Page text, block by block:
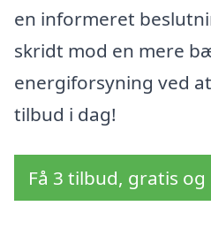
en informeret
skridt mod en mere
energiforsyning ved
tilbud i dag!
Få 3 tilbud, gratis